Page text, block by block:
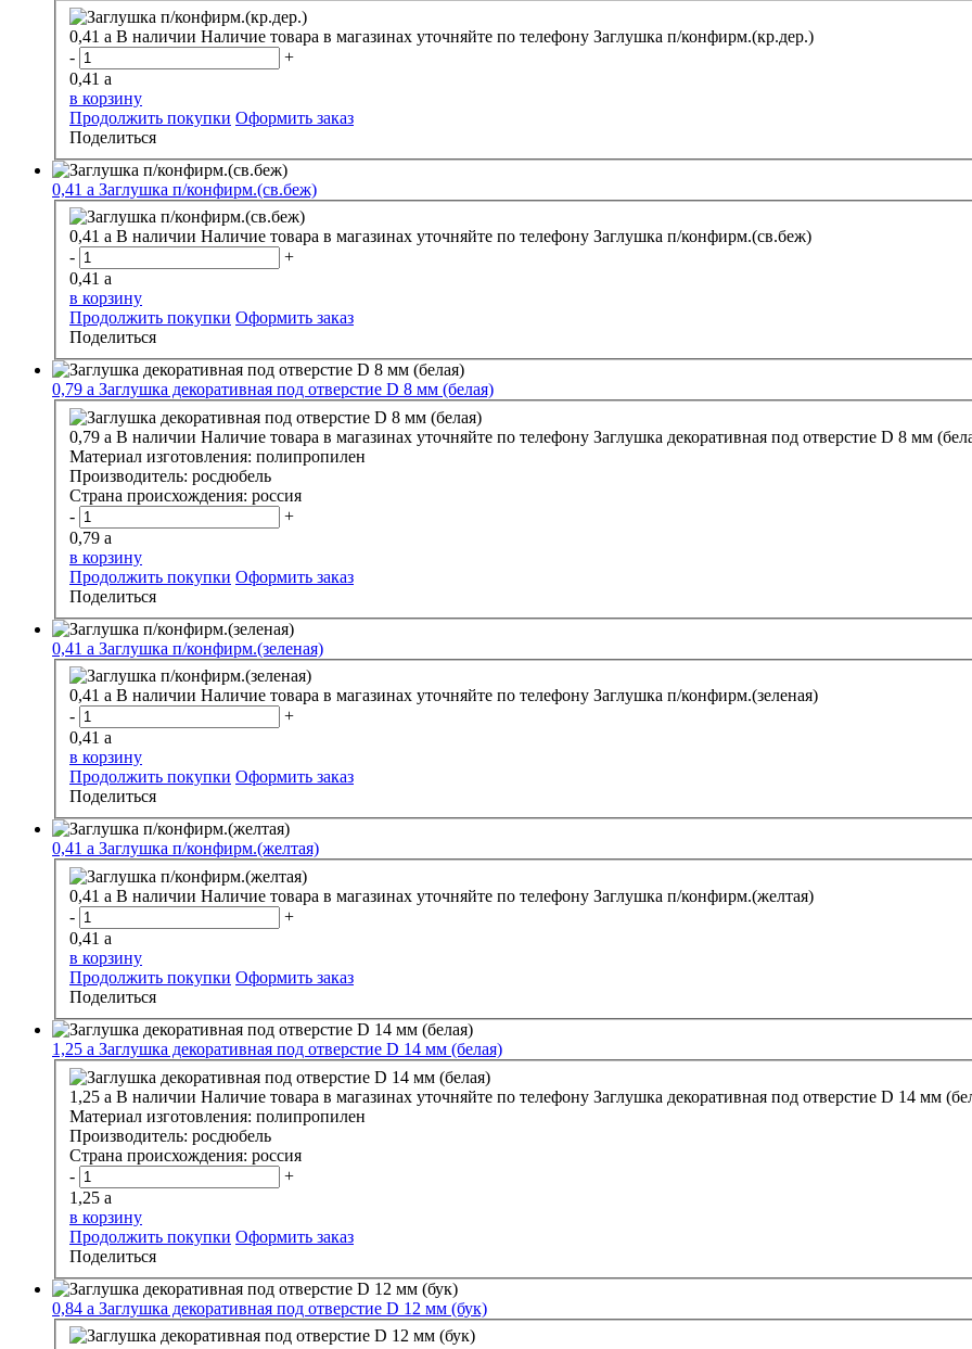
0,41 a В наличии Наличие товара в магазинах уточняйте по телефону Заглушка п/конфирм.(кр.дер.)
-
+
0,41 a
в корзину
Продолжить покупки Оформить заказ
Поделиться
0,41 a Заглушка п/конфирм.(св.беж)
0,41 a В наличии Наличие товара в магазинах уточняйте по телефону Заглушка п/конфирм.(св.беж)
-
+
0,41 a
в корзину
Продолжить покупки Оформить заказ
Поделиться
0,79 a Заглушка декоративная под отверстие D 8 мм (белая)
0,79 a В наличии Наличие товара в магазинах уточняйте по телефону Заглушка декоративная под отверстие D 8 мм
Материал изготовления: полипропилен
Производитель: росдюбель
Страна происхождения: россия
-
+
0,79 a
в корзину
Продолжить покупки Оформить заказ
Поделиться
0,41 a Заглушка п/конфирм.(зеленая)
0,41 a В наличии Наличие товара в магазинах уточняйте по телефону Заглушка п/конфирм.(зеленая)
-
+
0,41 a
в корзину
Продолжить покупки Оформить заказ
Поделиться
0,41 a Заглушка п/конфирм.(желтая)
0,41 a В наличии Наличие товара в магазинах уточняйте по телефону Заглушка п/конфирм.(желтая)
-
+
0,41 a
в корзину
Продолжить покупки Оформить заказ
Поделиться
1,25 a Заглушка декоративная под отверстие D 14 мм (белая)
1,25 a В наличии Наличие товара в магазинах уточняйте по телефону Заглушка декоративная под отверстие D 14 мм
Материал изготовления: полипропилен
Производитель: росдюбель
Страна происхождения: россия
-
+
1,25 a
в корзину
Продолжить покупки Оформить заказ
Поделиться
0,84 a Заглушка декоративная под отверстие D 12 мм (бук)